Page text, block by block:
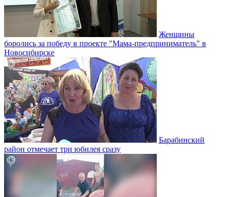
Женщины
боролись за победу в проекте "Мама-предприниматель" в
Новосибирске
Барабинский
район отмечает три юбилея сразу